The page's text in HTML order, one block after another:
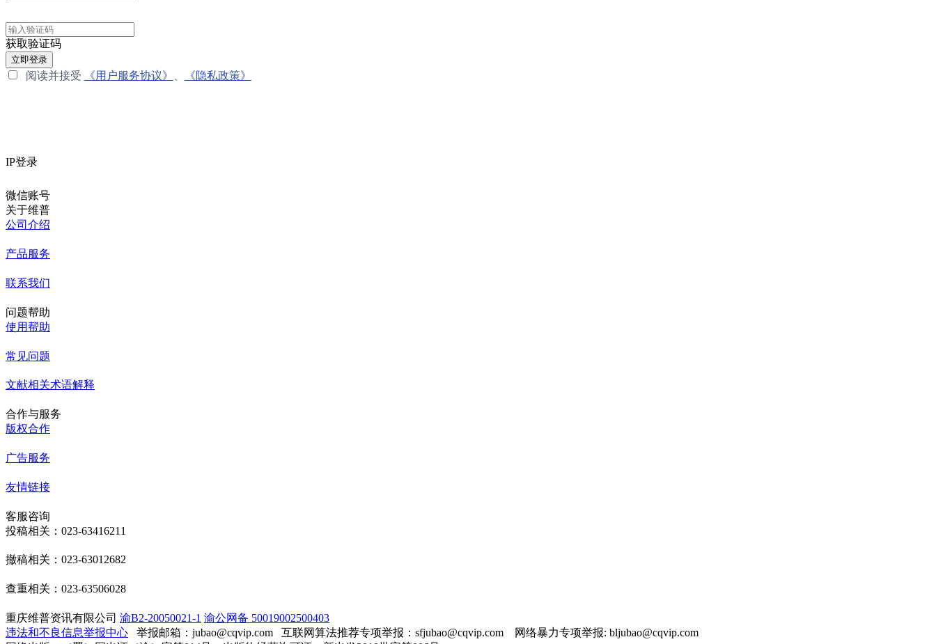
获取验证码
立即登录
阅读并接受 《用户服务协议》 《隐私政策》
IP登录
微信账号
关于维普
公司介绍
产品服务
联系我们
问题帮助
使用帮助
常见问题
文献相关术语解释
合作与服务
版权合作
广告服务
友情链接
客服咨询
投稿相关：023-63416211
撤稿相关：023-63012682
查重相关：023-63506028
重庆维普资讯有限公司 渝B2-20050021-1 渝公网备 50019002500403
违法和不良信息举报中心 举报邮箱：jubao@cqvip.com 互联网算法推荐专项举报：sfjubao@cqvip.com 网络暴力专项举报: bljubao@cqvip.com